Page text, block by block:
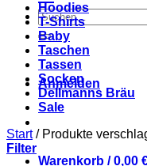
Suchen
nach:
Anmelden
Warenkorb /0,00
Hoodies
T-Shirts
Baby
Taschen
Tassen
Socken
Dellmanns Bräu
Sale
Start /Produkte
Filter